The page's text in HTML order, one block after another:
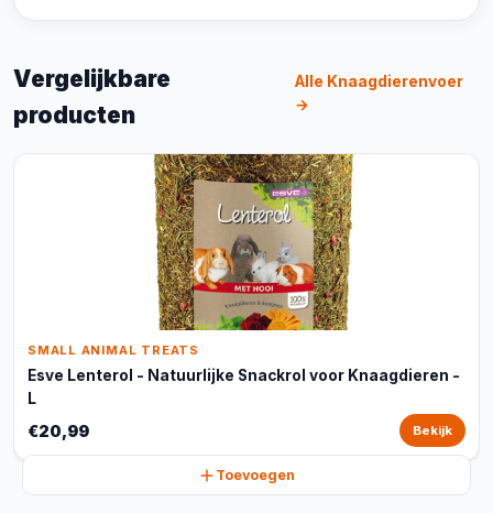
Vergelijkbare
producten
Alle Knaagdierenvoer
→
SMALL ANIMAL TREATS
Esve Lenterol - Natuurlijke Snackrol voor Knaagdieren -
L
€20,99 Bekijk
Toevoegen